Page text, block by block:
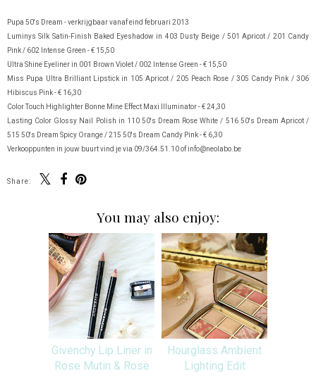
Pupa 50's Dream - verkrijgbaar vanaf eind februari 2013
Luminys Silk Satin-Finish Baked Eyeshadow in 403 Dusty Beige / 501 Apricot / 201 Candy
Pink / 602 Intense Green - € 15,50
Ultra Shine Eyeliner in 001 Brown Violet / 002 Intense Green - € 15,50
Miss Pupa Ultra Brilliant Lipstick in 105 Apricot / 205 Peach Rose / 305 Candy Pink / 306
Hibiscus Pink - € 16,30
Color Touch Highlighter Bonne Mine Effect Maxi Illuminator - € 24,30
Lasting Color Glossy Nail Polish in 110 50's Dream Rose White / 516 50's Dream Apricot /
515 50's Dream Spicy Orange / 215 50's Dream Candy Pink - € 6,30
Verkooppunten in jouw buurt vind je via 09/364.51.10 of info@neolabo.be
Share:
You may also enjoy:
Givenchy Lip Liner in
Rose Mutin & Rose
Hourglass Ambient
Lighting Edit